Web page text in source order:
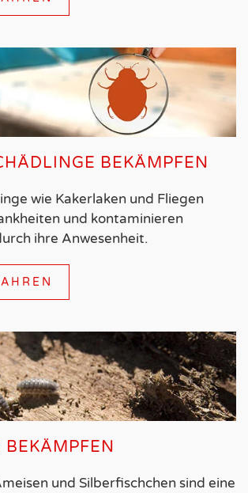
BEKÄMPFEN
wie Kakerlaken und Fliegen
und kontaminieren
ihre Anwesenheit.
BEKÄMPFEN
und Silberfischchen sind eine